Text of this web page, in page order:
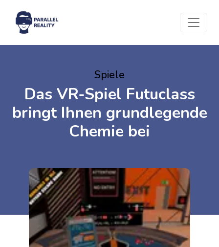
Spiele
Das VR-Spiel Futuclass
bringt Ihnen grundlegende
Chemie bei